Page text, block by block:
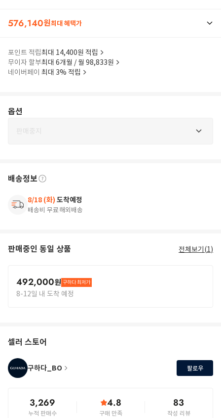
576,140원최대 혜택가
포인트 적립최대 14,400원 적립
무이자 할부최대 6개월 / 월 98,833원
네이버페이 최대 3% 적립
옵션
판매중지
배송정보
8/18 (화) 도착예정
배송비 무료해외배송
판매중인 동일 상품 전체보기(1)
492,000원 구하다 최저가
8-12일 내 도착 예정
셀러 스토어
구하다_BO 팔로우
3,269
누적 판매수
4.8
구매 만족
83
작성 리뷰